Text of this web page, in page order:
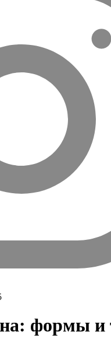
формы и